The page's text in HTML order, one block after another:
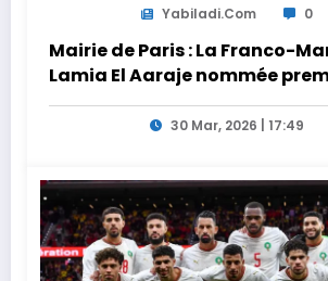
Yabiladi.com 0
Mairie de Paris : La Franco-
Lamia El Aaraje nommée
adjointe
30 Mar, 2026 | 17:49